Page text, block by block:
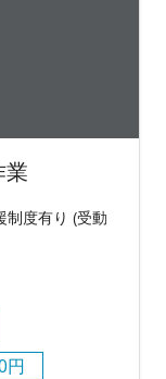
業
制度有り (受動
円